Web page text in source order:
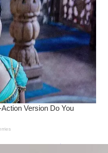
Wanita Pamer Pakaian